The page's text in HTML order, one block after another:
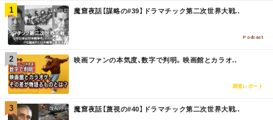
魔窟夜話【謀略の#39】ドラマチック第二次世界大戦..
Podcast
M
O
映画ファンの本気度、数字で判明。映画館とカラオ..
調査レポート
M
O
魔窟夜話【蔑視の#40】ドラマチック第二次世界大戦..
M
O